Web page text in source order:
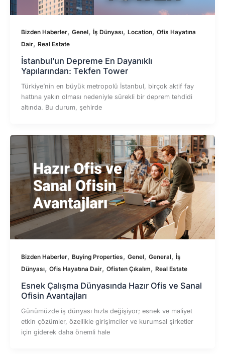
Bizden Haberler, Genel, İş Dünyası, Location, Ofis Hayatına
Dair, Real Estate
İstanbul’un Depreme En Dayanıklı
Yapılarından: Tekfen Tower
Türkiye’nin en büyük metropolü İstanbul, birçok aktif fay
hattına yakın olması nedeniyle sürekli bir deprem tehdidi
altında. Bu durum, şehirde
Bizden Haberler, Buying Properties, Genel, General, İş
Dünyası, Ofis Hayatına Dair, Ofisten Çıkalım, Real Estate
Esnek Çalışma Dünyasında Hazır Ofis ve Sanal
Ofisin Avantajları
Günümüzde iş dünyası hızla değişiyor; esnek ve maliyet
etkin çözümler, özellikle girişimciler ve kurumsal şirketler
için giderek daha önemli hale